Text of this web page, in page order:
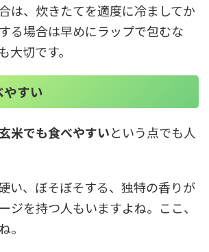
は、炊きたてを適度に冷ましてか
る場合は早めにラップで包むな
大切です。
すい
玄米でも食べやすいという点でも人
い、ぼそぼそする、独特の香りが
ジを持つ人もいますよね。ここ、
。